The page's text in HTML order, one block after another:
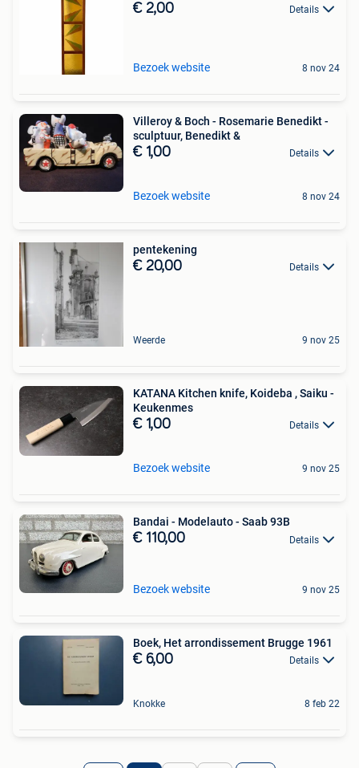
€ 2,00 Details
Bezoek website 8 nov 24
Villeroy & Boch - Rosemarie Benedikt -
sculptuur, Benedikt &
€ 1,00 Details
Bezoek website 8 nov 24
pentekening
€ 20,00 Details
Weerde 9 nov 25
KATANA Kitchen knife, Koideba , Saiku -
Keukenmes
€ 1,00 Details
Bezoek website 9 nov 25
Bandai - Modelauto - Saab 93B
€ 110,00 Details
Bezoek website 9 nov 25
Boek, Het arrondissement Brugge 1961
€ 6,00 Details
Knokke 8 feb 22